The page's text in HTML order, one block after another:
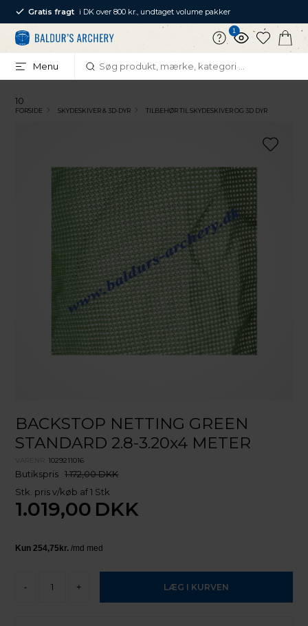
Gratis fragt i DK over 800 kr., undtaget volume pakker
1
Menu
10
FORSIDE SKYDESKIVER & 3D-DYR TILBEHØR TIL SKYDESKIVER OG 3D DYR
BACKSTOP NETTING GREEN
STANDARD 2.8-3.20x4 METER
1029211016
Butikspris 1.172,00 DKK
Stk. pris v/køb af 1 Stk
1.019,00 DKK
- +